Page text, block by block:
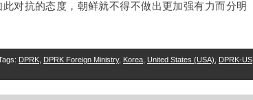
对抗的态度，朝鲜就不得不做出更加强有力而分明
: DPRK DPRK Foreign Ministry, Korea United States (USA)
DPRK-US